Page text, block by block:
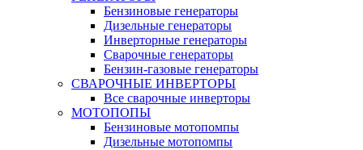
Бензиновые генераторы
Дизельные генераторы
Инверторные генераторы
Сварочные генераторы
Бензин-газовые генераторы
СВАРОЧНЫЕ ИНВЕРТОРЫ
Все сварочные инверторы
МОТОПОПЫ
Бензиновые мотопомпы
Дизельные мотопомпы